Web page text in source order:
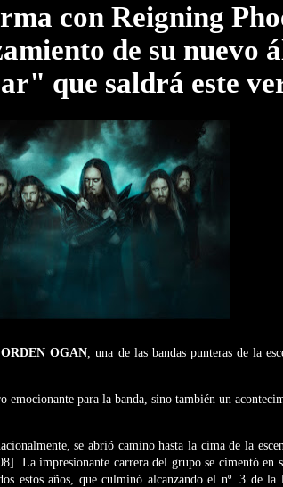
con Reigning
de su nuevo
que saldrá este
ORDEN OGAN, una de las bandas punteras de la
para la banda, sino también un
se abrió camino hasta la cima de la
La impresionante carrera del grupo se cimentó en
estos años, que culminó alcanzando el nº. 3 de